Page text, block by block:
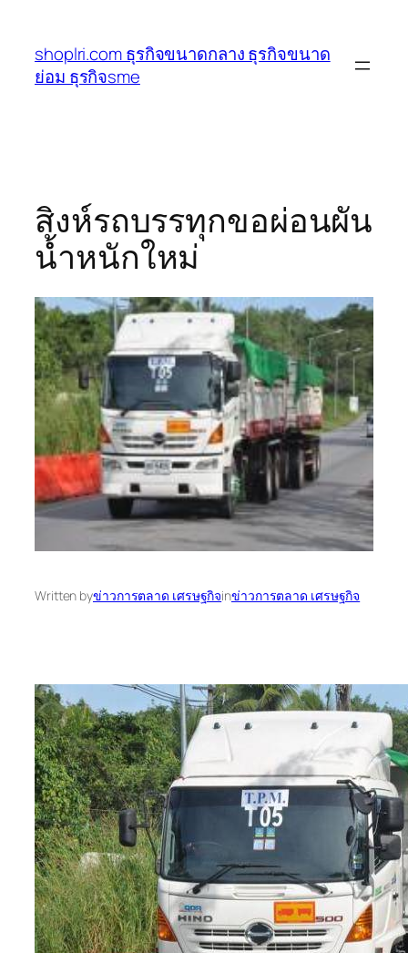
เนื้อหา
shoplri.com ธุรกิจขนาดกลาง ธุรกิจขนาด
ย่อม ธุรกิจsme
สิงห์รถบรรทุกขอผ่อนผัน
น้ำหนักใหม่
Written byข่าวการตลาด เศรษฐกิจinข่าวการตลาด เศรษฐกิจ